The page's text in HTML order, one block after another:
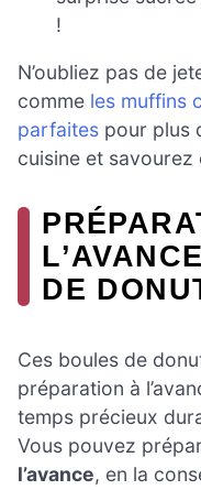
!
N’oubliez pas de
comme les muffins
parfaites pour plus
cuisine et
DE
Ces boules de
préparation à
temps précieux
Vous pouvez
l’avance, en la